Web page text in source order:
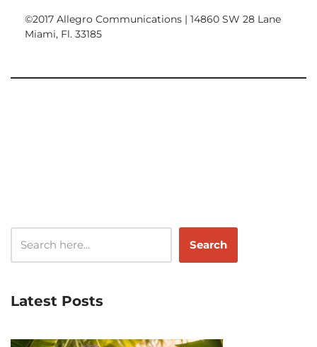
©2017 Allegro Communications | 14860 SW 28 Lane
Miami, Fl. 33185
Search
Latest Posts